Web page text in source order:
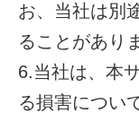
お、当社は別
ることがあり
6.当社は、本
る損害につい